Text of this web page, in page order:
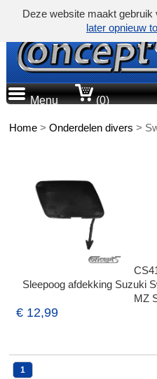
Menu (0)
Home >Onderdelen divers >
Sleepoog afdekking Suzuki
MZ
€ 12,99
1
Deze website maakt gebruik
later opnieuw